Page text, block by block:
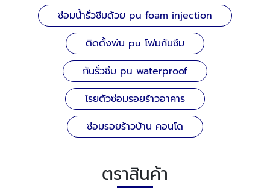
ซ่อมน้ำรั่วซึมด้วย pu foam injection
ติดตั้งพ่น pu โฟมกันซึม
กันรั่วซึม pu waterproof
โรยตัวซ่อมรอยร้าวอาคาร
ซ่อมรอยร้าวบ้าน คอนโด
ตราสินค้า